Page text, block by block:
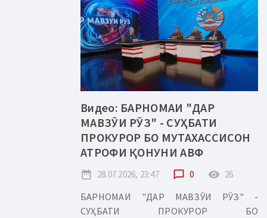
Видео: БАРНОМАИ "ДАР
МАВЗӮИ РӮЗ" - СУҲБАТИ
ПРОКУРОР БО МУТАХАССИСОН
АТРОФИ ҚОНУНИ АВФ
date_range 28.07.2026, 23:47 chat_bubble_outline 0 remove_red_eye 26
БАРНОМАИ "ДАР МАВЗӮИ РӮЗ" -
СУҲБАТИ ПРОКУРОР БО